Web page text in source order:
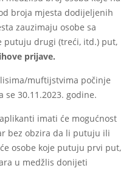
broja mjesta dodijeljenih
zauzimaju osobe sa
putuju drugi (treći, itd.) put,
prijave.
muftijstvima počinje
se 30.11.2023. godine.
imati će mogućnost
bez obzira da li putuju ili
osobe koje putuju prvi put,
u medžlis donijeti